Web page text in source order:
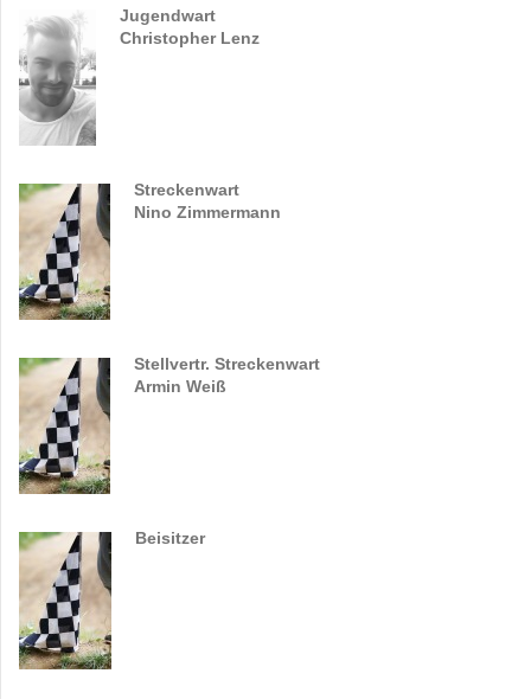
Jugendwart
Christopher Lenz
Streckenwart
Nino Zimmermann
Stellvertr. Streckenwart
Armin Weiß
Beisitzer